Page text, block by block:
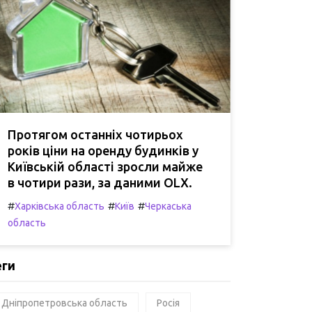
Протягом останніх чотирьох
років ціни на оренду будинків у
Київській області зросли майже
в чотири рази, за даними OLX.
#Харківська область #Київ #Черкаська
область
Дніпропетровська область Росія